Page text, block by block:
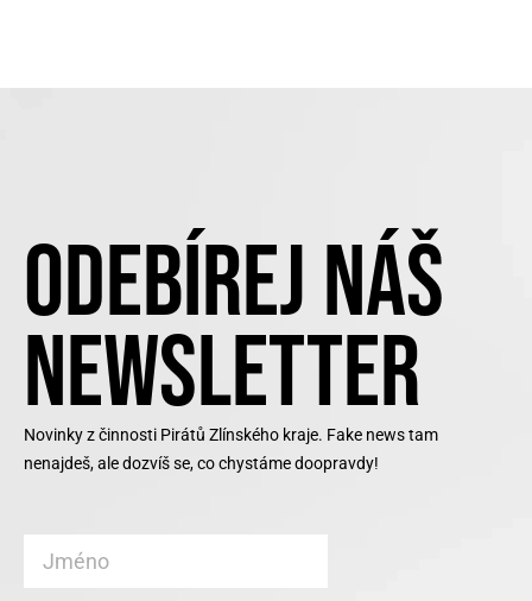
ODEBÍREJ NÁŠ
NEWSLETTER
Novinky z činnosti Pirátů Zlínského kraje. Fake news tam
nenajdeš, ale dozvíš se, co chystáme doopravdy!